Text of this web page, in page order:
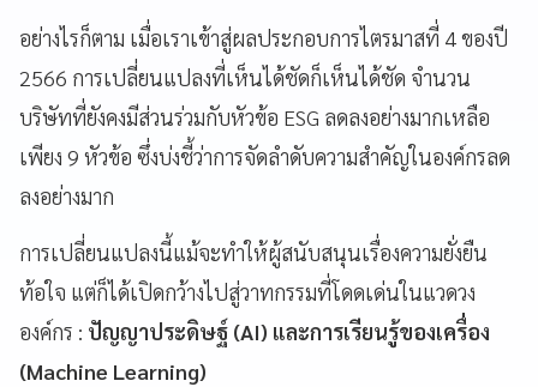
อย่างไรก็ตาม เมื่อเราเข้าสู่ผลประกอบการไตรมาสที่ 4 ของปี
2566 การเปลี่ยนแปลงที่เห็นได้ชัดก็เห็นได้ชัด จำนวน
บริษัทที่ยังคงมีส่วนร่วมกับหัวข้อ ESG ลดลงอย่างมากเหลือ
เพียง 9 หัวข้อ ซึ่งบ่งชี้ว่าการจัดลำดับความสำคัญในองค์กรลด
ลงอย่างมาก
การเปลี่ยนแปลงนี้แม้จะทำให้ผู้สนับสนุนเรื่องความยั่งยืน
ท้อใจ แต่ก็ได้เปิดกว้างไปสู่วาทกรรมที่โดดเด่นในแวดวง
องค์กร : ปัญญาประดิษฐ์ (AI) และการเรียนรู้ของเครื่อง
(Machine Learning)